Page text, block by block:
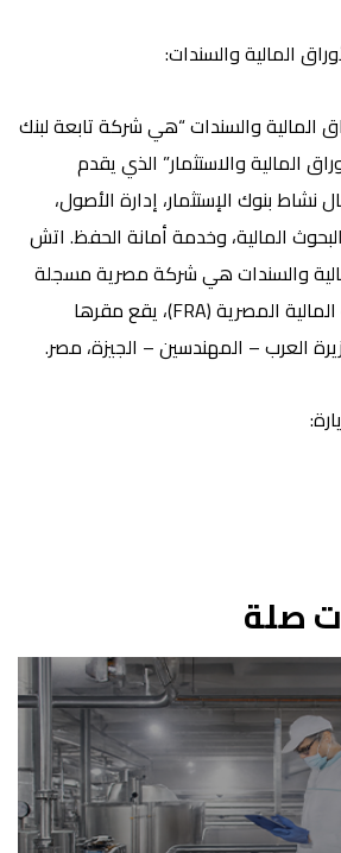
المالية والسندات:
المالية والسندات “هي شركة تابعة لبنك
المالية والاستثمار” الذي يقدم
بنوك الإستثمار، إدارة الأصول،
البحوث المالية، وخدمة أمانة الحفظ. اتش
والسندات هي شركة مصرية مسجلة
وعضو في هيئة الرقابة المالية المصرية (FRA)، يقع مقرها
صلة